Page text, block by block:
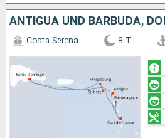
Costa Serena 8 T